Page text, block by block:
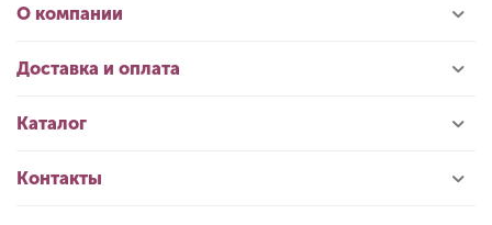
О компании
Доставка и оплата
Каталог
Контакты